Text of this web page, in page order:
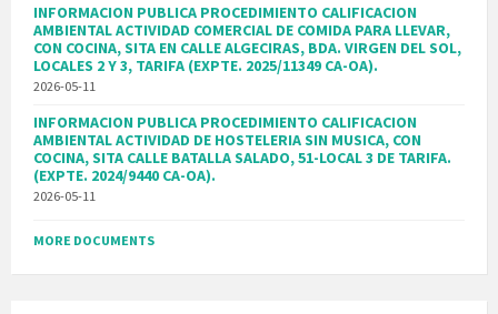
INFORMACION PUBLICA PROCEDIMIENTO CALIFICACION
AMBIENTAL ACTIVIDAD COMERCIAL DE COMIDA PARA LLEVAR,
CON COCINA, SITA EN CALLE ALGECIRAS, BDA. VIRGEN DEL SOL,
LOCALES 2 Y 3, TARIFA (EXPTE. 2025/11349 CA-OA).
2026-05-11
INFORMACION PUBLICA PROCEDIMIENTO CALIFICACION
AMBIENTAL ACTIVIDAD DE HOSTELERIA SIN MUSICA, CON
COCINA, SITA CALLE BATALLA SALADO, 51-LOCAL 3 DE TARIFA.
(EXPTE. 2024/9440 CA-OA).
2026-05-11
MORE DOCUMENTS